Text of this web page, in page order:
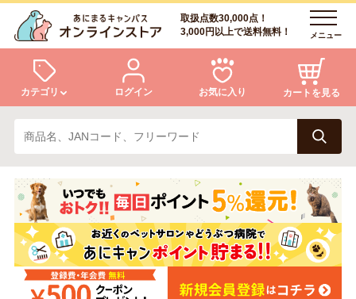
取扱点数30,000点！
3,000円以上で送料無料！
メニュー
カテゴリ
犬 猫
小動物・鳥 アクア・爬虫類・昆虫
ドッグフード キャットフード
ログイン お気に入り カートを見る
ログイン
会員登録
あにまるキャンパスについて
アフターサービス